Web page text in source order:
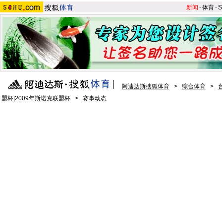
新闻 -体育-S
阿迪达斯搜狐体育 > 综合体育 >
盟杯|2009年斯诺克联盟杯
> 赛事动态